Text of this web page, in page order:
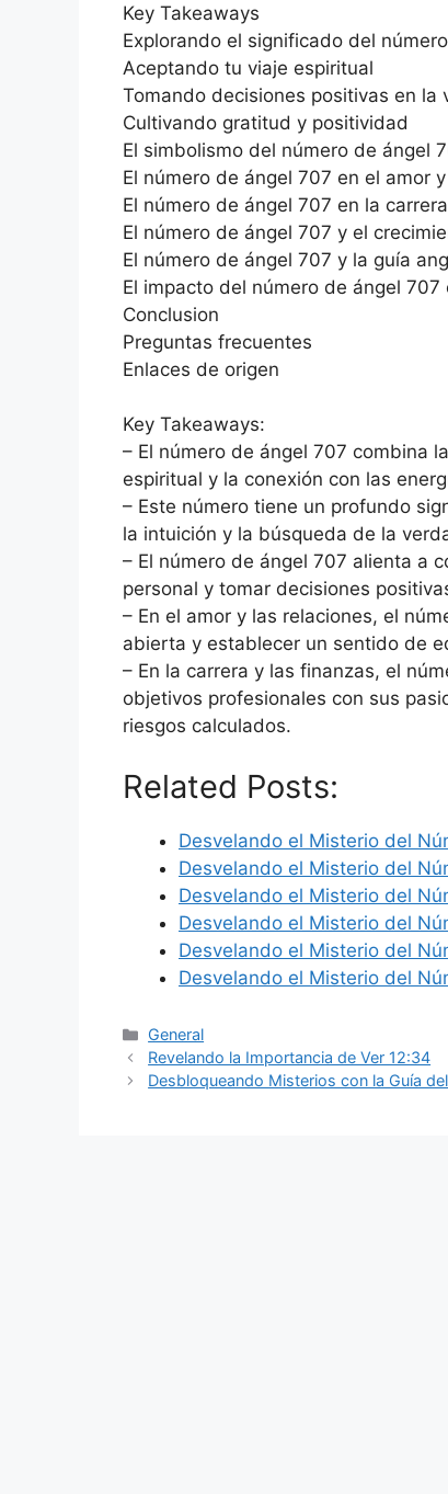
Key Takeaways
Explorando el significado del
Aceptando tu viaje espiritual
Tomando decisiones positivas en la
Cultivando gratitud y positividad
El simbolismo del número de ángel
El número de ángel 707 en el amor
El número de ángel 707 en la
El número de ángel 707 y el
El número de ángel 707 y la guía
El impacto del número de ángel
Conclusion
Preguntas frecuentes
Enlaces de origen
Key Takeaways:
– El número de ángel 707 combina
espiritual y la conexión con las
– Este número tiene un profundo
la intuición y la búsqueda de la
– El número de ángel 707 alienta a
personal y tomar decisiones
– En el amor y las relaciones, el
abierta y establecer un sentido de
– En la carrera y las finanzas, el
objetivos profesionales con sus
riesgos calculados.
Related Posts:
Desvelando el Misterio del
Desvelando el Misterio del
Desvelando el Misterio del
Desvelando el Misterio del
Desvelando el Misterio del
Desvelando el Misterio del
Categories
General
Revelando la Importancia de Ver 12:34
Desbloqueando Misterios con la Guía